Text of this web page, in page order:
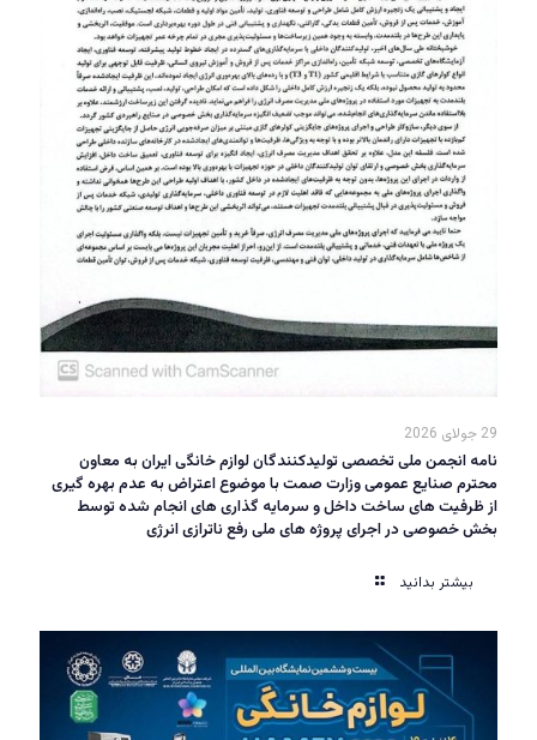
29 جولای 2026
نامه انجمن ملی تخصصی تولیدکنندگان لوازم خانگی ایران به معاون
محترم صنایع عمومی وزارت صمت با موضوع اعتراض به عدم بهره گیری
از ظرفیت های ساخت داخل و سرمایه گذاری های انجام شده توسط
بخش خصوصی در اجرای پروژه های ملی رفع ناترازی انرژی
بیشتر بدانید